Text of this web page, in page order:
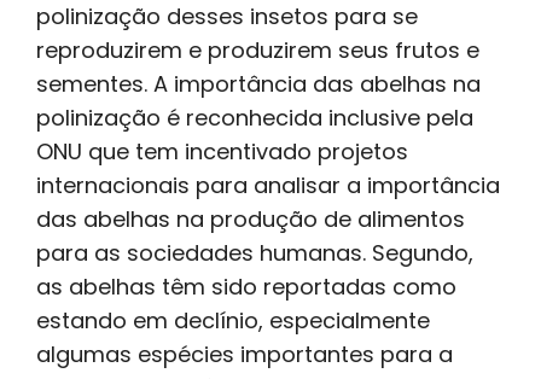
polinização desses insetos para se
reproduzirem e produzirem seus frutos e
sementes. A importância das abelhas na
polinização é reconhecida inclusive pela
ONU que tem incentivado projetos
internacionais para analisar a importância
das abelhas na produção de alimentos
para as sociedades humanas. Segundo,
as abelhas têm sido reportadas como
estando em declínio, especialmente
algumas espécies importantes para a